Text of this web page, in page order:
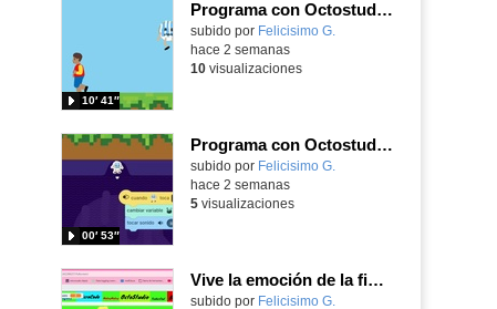
Programa con Octostudio, un juego de 4 personajes ganando la copa del mundo saltando y esquivando rivales.
Contenido educativo.
subido por Felicisimo G.
10′ 41″
hace 2 semanas
10visualizaciones
Programa con Octostudio, un juego moviendo la tablet para ganar con España, el mundial 2026
Contenido educativo.
subido por Felicisimo G.
00′ 53″
hace 2 semanas
5visualizaciones
Vive la emoción de la final del mundial programando con Scratch, un juego de toques y esquivar contrarios
Contenido educativo.
subido por Felicisimo G.